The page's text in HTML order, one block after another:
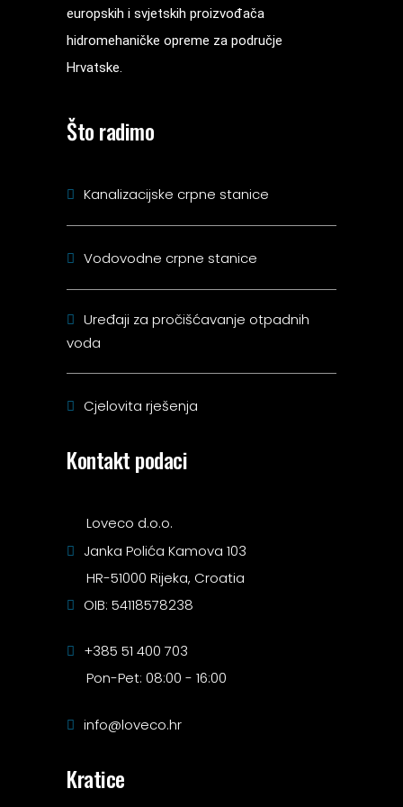
europskih i svjetskih proizvođača
hidromehaničke opreme za područje
Hrvatske.
Što radimo
Kanalizacijske crpne stanice
Vodovodne crpne stanice
Uređaji za pročišćavanje otpadnih
voda
Cjelovita rješenja
Kontakt podaci
Loveco d.o.o.
Janka Polića Kamova 103
HR-51000 Rijeka, Croatia
OIB: 54118578238
+385 51 400 703
Pon-Pet: 08:00 - 16:00
info@loveco.hr
Kratice